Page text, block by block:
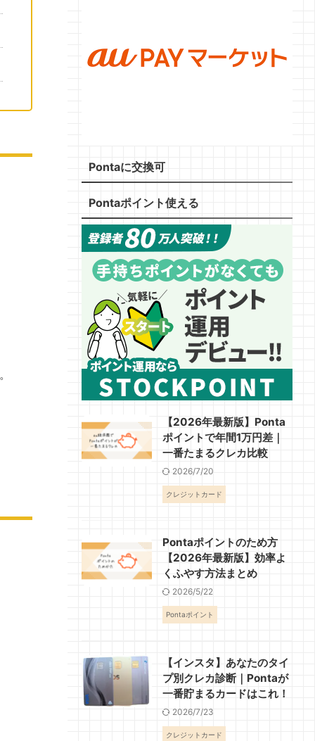
Pontaに交換可
Pontaポイント使える
【2026年最新版】Ponta
ポイントで年間1万円差｜
一番たまるクレカ比較
2026/7/20
クレジットカード
Pontaポイントのため方
【2026年最新版】効率よ
くふやす方法まとめ
2026/5/22
Pontaポイント
【インスタ】あなたのタイ
プ別クレカ診断｜Pontaが
一番貯まるカードはこれ！
2026/7/23
クレジットカード